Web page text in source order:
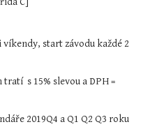
start závodu každé 2
2019Q4 a